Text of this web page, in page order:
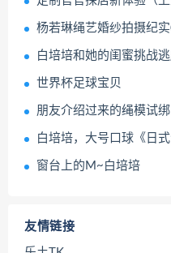
杨若琳绳艺婚纱拍摄纪
白培培和她的闺蜜挑战
世界杯足球宝贝
朋友介绍过来的绳模试绑
白培培，大号口球《日式海老缚和超紧驷马放置，尝试逃脱及访谈》
窗台上的M~白培培
友情链接